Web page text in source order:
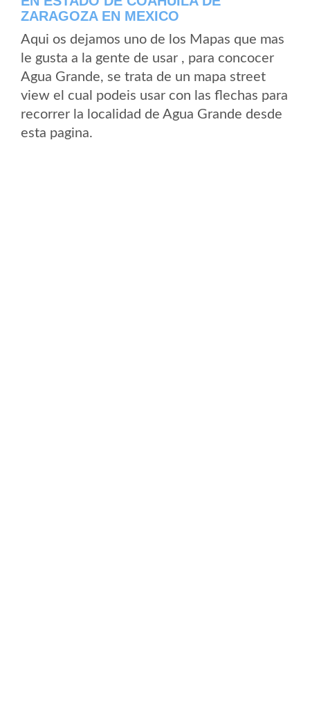
ZARAGOZA EN MEXICO
Aqui os dejamos uno de los Mapas que mas
le gusta a la gente de usar , para concocer
Agua Grande, se trata de un mapa street
view el cual podeis usar con las flechas para
recorrer la localidad de Agua Grande desde
esta pagina.